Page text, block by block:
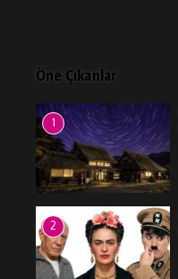
Öne Çıkanlar
1
2